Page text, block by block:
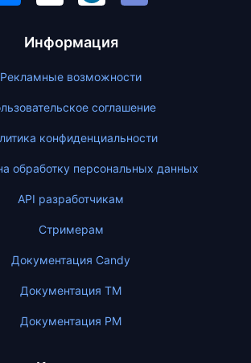
Информация
Рекламные возможности
соглашение
конфиденциальности
обработку персональных данных
API разработчикам
Стримерам
Документация Candy
Документация ТМ
Документация PM